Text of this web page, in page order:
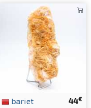
44€
bariet